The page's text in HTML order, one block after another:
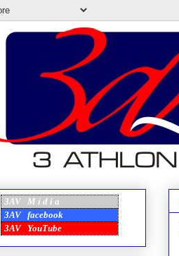
3AV
M í d i a
3AV facebook
3AV YouTube